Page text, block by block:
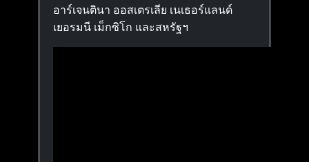
อาร์เจนตินา ออสเตรเลีย เนเธอร์แลนด์
เยอรมนี เม็กซิโก และสหรัฐฯ